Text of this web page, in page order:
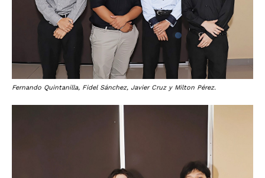
Fernando Quintanilla, Fidel Sánchez, Javier Cruz y Milton Pérez.